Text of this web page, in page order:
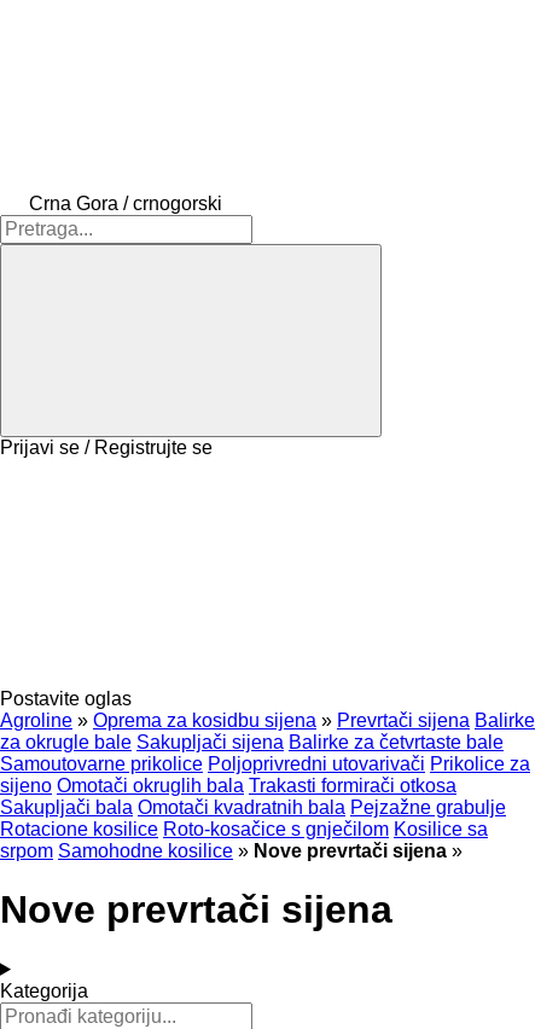
Crna Gora / crnogorski
Prijavi se / Registrujte se
Postavite oglas
Agroline » Oprema za kosidbu sijena » Prevrtači sijena Balirke
za okrugle bale Sakupljači sijena Balirke za četvrtaste bale
Samoutovarne prikolice Poljoprivredni utovarivači Prikolice za
sijeno Omotači okruglih bala Trakasti formirači otkosa
Sakupljači bala Omotači kvadratnih bala Pejzažne grabulje
Rotacione kosilice Roto-kosačice s gnječilom Kosilice sa
srpom Samohodne kosilice » Nove prevrtači sijena »
Nove prevrtači sijena
Kategorija